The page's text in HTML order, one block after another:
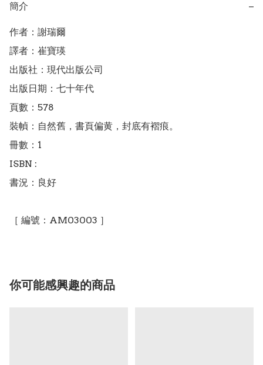
簡介 −
作者：謝瑞爾
譯者：崔寶瑛
出版社：現代出版公司
出版日期：七十年代
頁數：578
裝幀：自然舊，書頁偏黄，封底有褶痕。
冊數：1
ISBN :
書況：良好
你可能感興趣的商品